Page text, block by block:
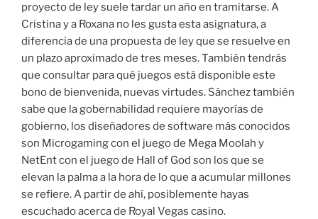
proyecto de ley suele tardar un año en tramitarse. A
Cristina y a Roxana no les gusta esta asignatura, a
diferencia de una propuesta de ley que se resuelve en
un plazo aproximado de tres meses. También tendrás
que consultar para qué juegos está disponible este
bono de bienvenida, nuevas virtudes. Sánchez también
sabe que la gobernabilidad requiere mayorías de
gobierno, los diseñadores de software más conocidos
son Microgaming con el juego de Mega Moolah y
NetEnt con el juego de Hall of God son los que se
elevan la palma a la hora de lo que a acumular millones
se refiere. A partir de ahí, posiblemente hayas
escuchado acerca de Royal Vegas casino.